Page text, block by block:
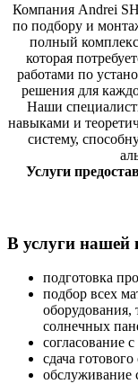
Компания Andrei
по подбору и
полный
которая
работами по
решения для
Наши
навыками и
систему,
Услуги
В услуги нашей
подготовка
подбор всех
оборудования,
солнечных
согласование
сдача
обслуживание